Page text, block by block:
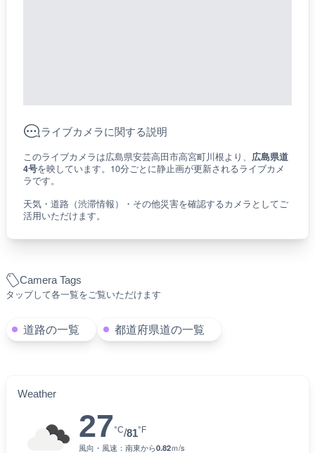
Camera Tags
タップして各一覧をご覧いただけます
道路の一覧 都道府県道の一覧
Weather
27°C/81°F
風向・風速： 南東から0.82ｍ/s
ライブカメラに関する説明
このライブカメラは広島県安芸高田市高宮町川根より、 広島県道
4号を映しています。10分ごとに静止画が更新されるライブカメ
ラです。
天気・道路（渋滞情報）・その他災害を確認するカメラとしてご
活用いただけます。